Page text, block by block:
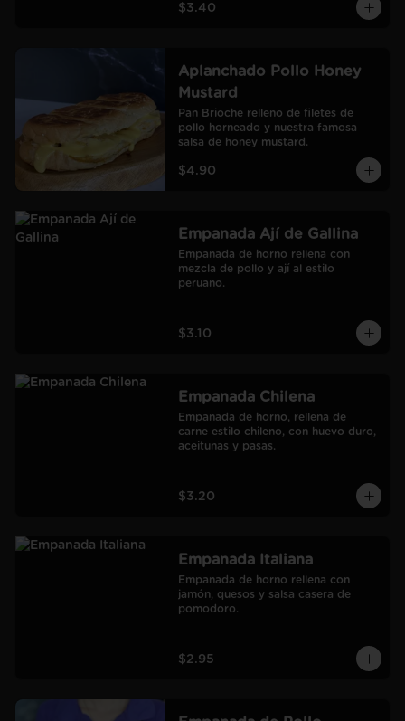
$3.40
Aplanchado Pollo Honey
Mustard
Pan Brioche relleno de filetes de
pollo horneado y nuestra famosa
salsa de honey mustard.
$4.90
Empanada Ají de Gallina
Empanada de horno rellena con
mezcla de pollo y ají al estilo
peruano.
$3.10
Empanada Chilena
Empanada de horno, rellena de
carne estilo chileno, con huevo duro,
aceitunas y pasas.
$3.20
Empanada Italiana
Empanada de horno rellena con
jamón, quesos y salsa casera de
pomodoro.
$2.95